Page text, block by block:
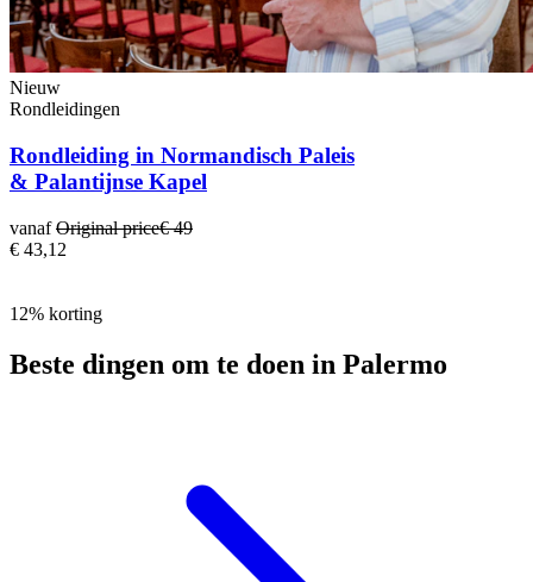
Nieuw
Rondleidingen
Rondleiding in Normandisch Paleis
& Palantijnse Kapel
vanafOriginal price€ 49
€ 43,12
12% korting
Beste dingen om te doen in Palermo